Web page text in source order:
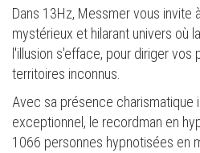
Dans 13Hz, Messmer vous invite
mystérieux et hilarant univers où
l'illusion s'efface, pour diriger vos
territoires inconnus.
Avec sa présence charismatique
exceptionnel, le recordman en
1066 personnes hypnotisées en